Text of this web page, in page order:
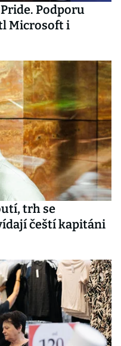
Podporu
Microsoft i
trh se
čeští kapitáni